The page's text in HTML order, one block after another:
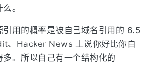
。
引用的概率是被自己域名引用的 6.5
、Hacker News 上说你好比你自
多。所以自己有一个结构化的